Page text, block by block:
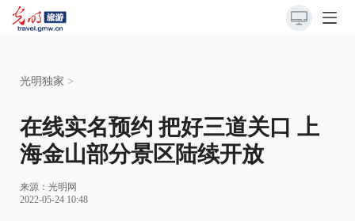
光明独家 >
在线实名预约 把好三道关口 上
海金山部分景区陆续开放
来源： 光明网
2022-05-24 10:48